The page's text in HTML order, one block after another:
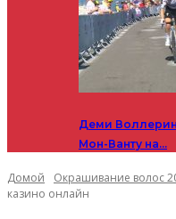
Деми
Мон-Ванту на…
Домой Окрашивание волос
казино онлайн